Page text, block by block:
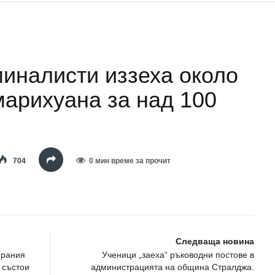
иззеха около
за над 100
704 0 мин време за прочит
Следваща новина
Ученици „заеха“ ръководни постове в
администрацията на община Стралджа.